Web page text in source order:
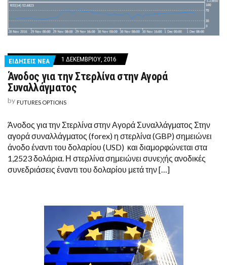
ΕΙΔΗΣΕΙΣ ΝΕΑ 1 ΔΕΚΕΜΒΡΊΟΥ, 2016
Άνοδος για την Στερλίνα στην Αγορά
Συναλλάγματος
by FUTURES OPTIONS
Άνοδος για την Στερλίνα στην Αγορά Συναλλάγματος Στην
αγορά συναλλάγματος (forex) η στερλίνα (GBP) σημειώνει
άνοδο έναντι του δολαρίου (USD) και διαμορφώνεται στα
1,2523 δολάρια. Η στερλίνα σημειώνει συνεχής ανοδικές
συνεδριάσεις έναντι του δολαρίου μετά την […]